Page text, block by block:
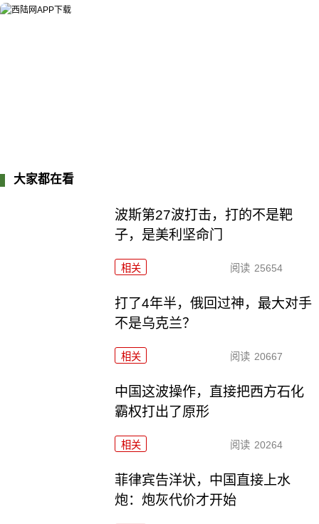
大家都在看
波斯第27波打击，打的不是靶
子，是美利坚命门
相关 阅读 25654
打了4年半，俄回过神，最大对手
不是乌克兰？
相关 阅读 20667
中国这波操作，直接把西方石化
霸权打出了原形
相关 阅读 20264
菲律宾告洋状，中国直接上水
炮：炮灰代价才开始